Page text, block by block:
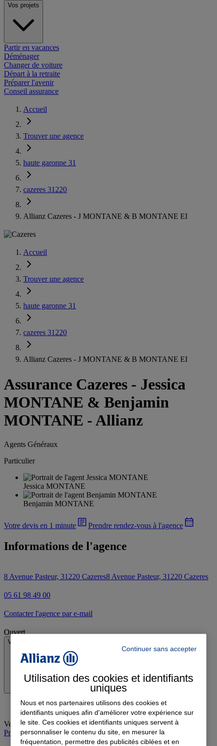
Vos projets
Partir en vacances
Déménager
Changer de voiture
Départ à la retraite
Préparer l'avenir
Conseil assurance
Accueil
Trouver une agence
haute garonne 31
cazeres 31220
Allianz Cazeres - J MONTANE & B MONTANE EI
Accueil
Trouver une agence
haute garonne 31
cazeres 31220
Allianz Cazeres - J MONTANE & B MONTANE EI
Assurance Cazeres - Jessica
MONTANE & Benjamin
MONTANE - Allianz
Agents Généraux
Particulier
Jessica MONTANE
Benjamin MONTANE
Votre devis en 1 minute Prendre rendez-vous à l'agence
Informations de l'agence
8 Avenue Pasteur, 31220 Cazeres8 Avenue Pasteur, 31220 Cazeres
05 61 98 49 00
Contacter l'agence par e-mail
Ouvert
Voir les horaires
Vendredi: 09:00-12:30, 14:00-18:00
Prendre rendez-vous à l'agence
Continuer sans accepter
Utilisation des cookies et identifiants
uniques
Nous et nos partenaires utilisons des cookies et
identifiants uniques afin d'améliorer votre expérience sur
le site. Ces cookies et identifiants uniques servent à
personnaliser le contenu du site, en mesurer la
fréquentation, permettre des publicités ciblées et en